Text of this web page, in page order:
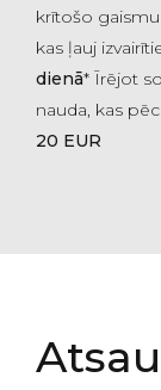
krītošo
kas ļauj
dienā* Īrējot
nauda, kas
20 EUR